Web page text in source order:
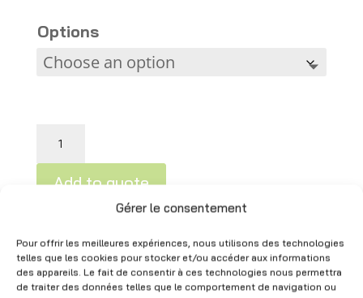
Gérer le consentement
Pour offrir les meilleures expériences, nous utilisons des technologies
telles que les cookies pour stocker et/ou accéder aux informations
des appareils. Le fait de consentir à ces technologies nous permettra
de traiter des données telles que le comportement de navigation ou
Options
Add to quote
l
t
e
44.00 – CHF496.80
range:
CHF
through
VAT)